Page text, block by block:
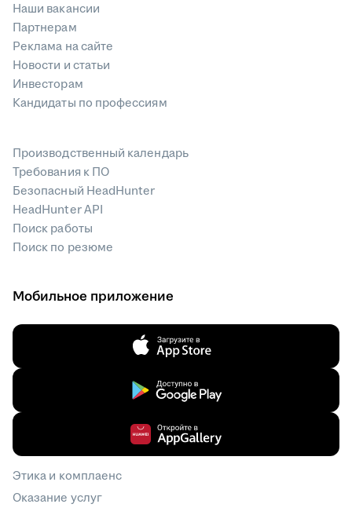
Наши вакансии
Партнерам
Реклама на сайте
Новости и статьи
Инвесторам
Кандидаты по профессиям
Производственный календарь
Требования к ПО
Безопасный HeadHunter
HeadHunter API
Поиск работы
Поиск по резюме
Мобильное приложение
Этика и комплаенс
Оказание услуг